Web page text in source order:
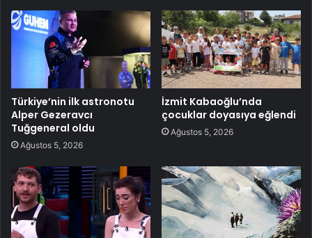
Türkiye’nin ilk astronotu
Alper Gezeravcı
Tuğgeneral oldu
Ağustos 5, 2026
İzmit Kabaoğlu’nda
çocuklar doyasıya eğlendi
Ağustos 5, 2026